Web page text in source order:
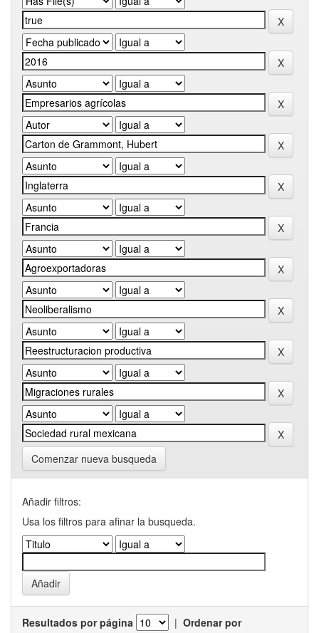
Comenzar nueva busqueda
Añadir filtros:
Usa los filtros para afinar la busqueda.
Resultados por página | Ordenar por